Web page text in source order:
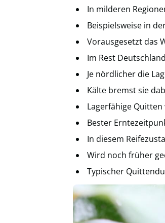
In milderen
Beispielsweise in
Vorausgesetzt das
Im Rest
Je nördlicher die
Kälte bremst sie
Lagerfähige
Bester
In diesem
Wird noch früher
Typischer